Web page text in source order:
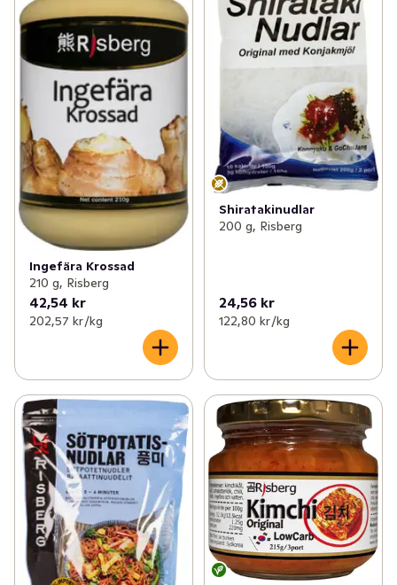
Ingefära Krossad
210 g, Risberg
42,54 kr
202,57 kr /kg
Shiratakinudlar
200 g, Risberg
24,56 kr
122,80 kr /kg